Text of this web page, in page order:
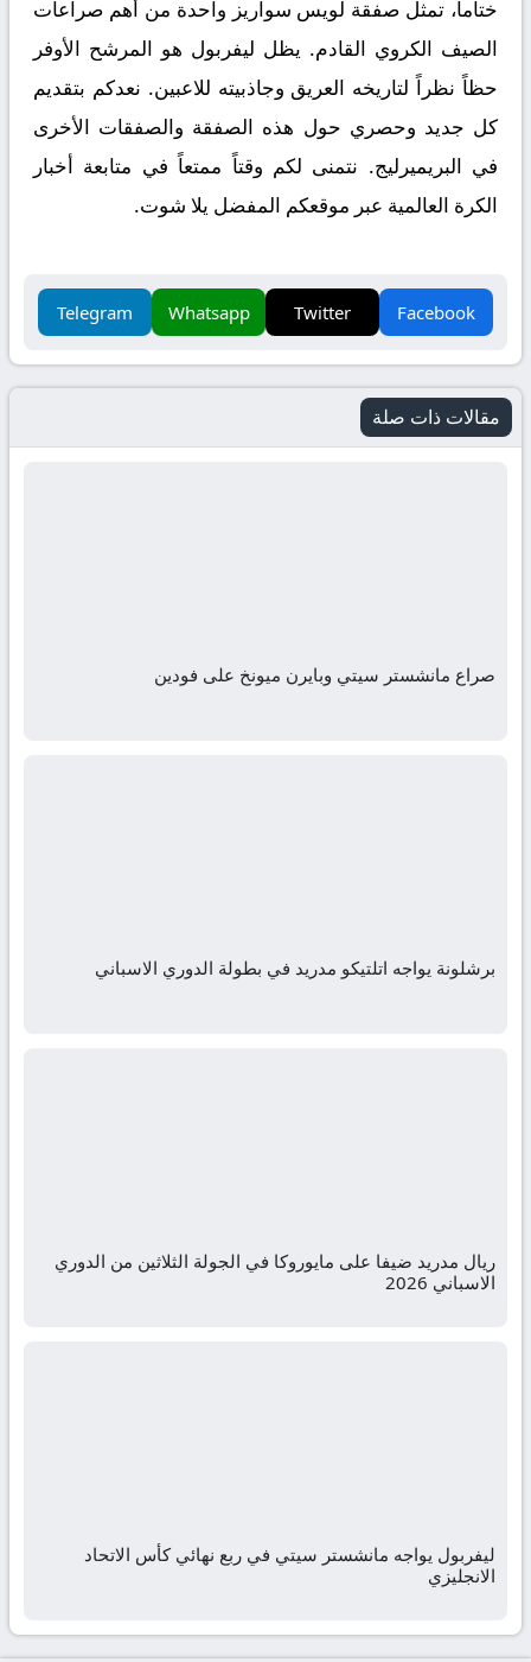
ختاماً، تمثل صفقة لويس سواريز واحدة من أهم صراعات
الصيف الكروي القادم. يظل ليفربول هو المرشح الأوفر
حظاً نظراً لتاريخه العريق وجاذبيته للاعبين. نعدكم بتقديم
كل جديد وحصري حول هذه الصفقة والصفقات الأخرى
في البريميرليج. نتمنى لكم وقتاً ممتعاً في متابعة أخبار
الكرة العالمية عبر موقعكم المفضل يلا شوت.
Facebook
Twitter
Whatsapp
Telegram
مقالات ذات صلة
صراع مانشستر سيتي وبايرن ميونخ على فودين
برشلونة يواجه اتلتيكو مدريد في بطولة الدوري الاسباني
ريال مدريد ضيفا على مايوروكا في الجولة الثلاثين من الدوري
الاسباني 2026
ليفربول يواجه مانشستر سيتي في ربع نهائي كأس الاتحاد
الانجليزي